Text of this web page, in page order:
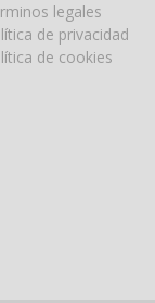
legales
de privacidad
de cookies